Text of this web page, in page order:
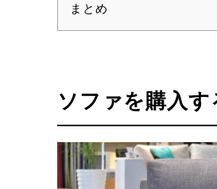
まとめ
ソファを購入